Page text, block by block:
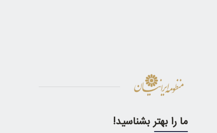
ما را بهتر بشناسید!